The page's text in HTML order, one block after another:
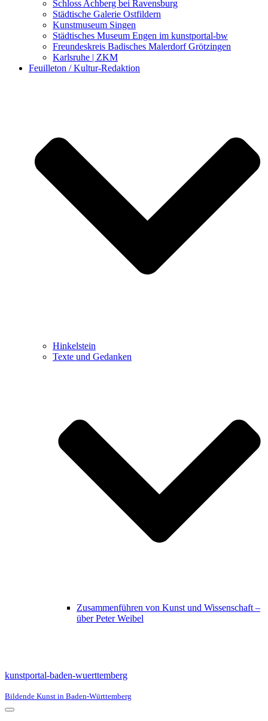
Schloss Achberg bei Ravensburg
Städtische Galerie Ostfildern
Kunstmuseum Singen
Städtisches Museum Engen im kunstportal-bw
Freundeskreis Badisches Malerdorf Grötzingen
Karlsruhe | ZKM
Feuilleton / Kultur-Redaktion
Hinkelstein
Texte und Gedanken
Zusammenführen von Kunst und Wissenschaft –
über Peter Weibel
kunstportal-baden-wuerttemberg
Bildende Kunst in Baden-Württemberg
Navigationsmenü